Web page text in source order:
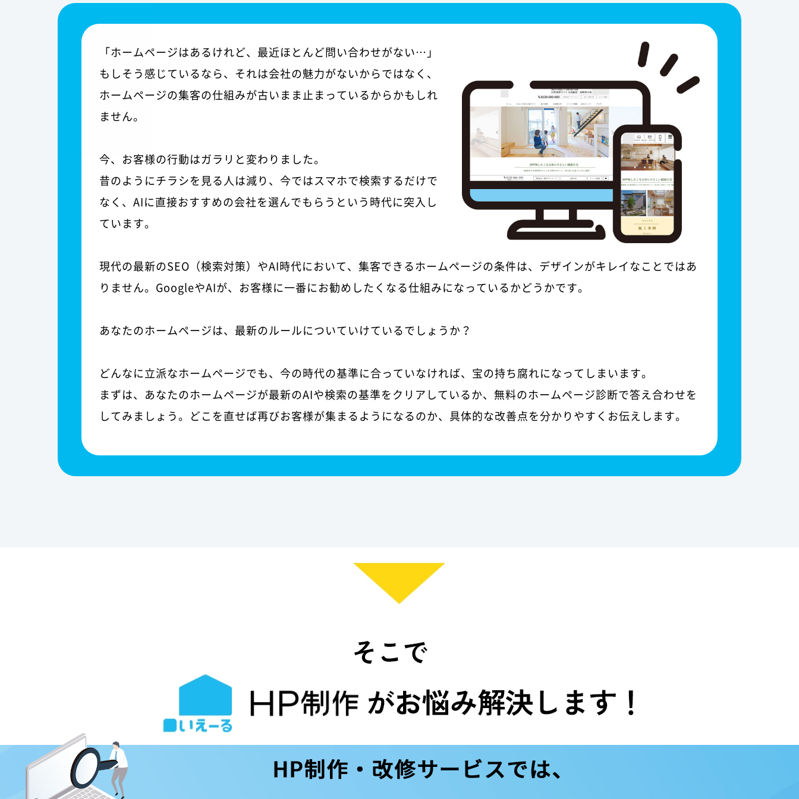
「ホームページはあるけれど、最近ほとんど問い合わせがない…」
もしそう感じているなら、それは会社の魅力がないからではなく、
ホームページの集客の仕組みが古いまま止まっているからかもしれ
ません。
今、お客様の行動はガラリと変わりました。
昔のようにチラシを見る人は減り、今ではスマホで検索するだけで
なく、AIに直接おすすめの会社を選んでもらうという時代に突入し
ています。
現代の最新のSEO（検索対策）やAI時代において、集客できるホームページの条件は、デザインがキレイなことではあ
りません。GoogleやAIが、お客様に一番にお勧めしたくなる仕組みになっているかどうかです。
あなたのホームページは、最新のルールについていけているでしょうか？
どんなに立派なホームページでも、今の時代の基準に合っていなければ、宝の持ち腐れになってしまいます。
まずは、あなたのホームページが最新のAIや検索の基準をクリアしているか、無料のホームページ診断で答え合わせを
してみましょう。どこを直せば再びお客様が集まるようになるのか、具体的な改善点を分かりやすくお伝えします。